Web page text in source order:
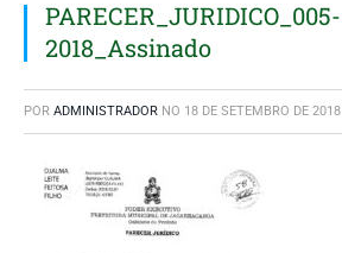
PARECER_JURIDICO_005-
2018_Assinado
POR ADMINISTRADOR NO 18 DE SETEMBRO DE 2018